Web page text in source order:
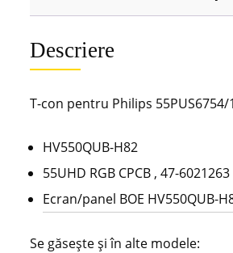
Descriere
T-con pentru Philips 55PUS6754/
HV550QUB-H82
55UHD RGB CPCB , 47-6021263
Ecran/panel BOE HV550QUB-
Se găsește și în alte modele: